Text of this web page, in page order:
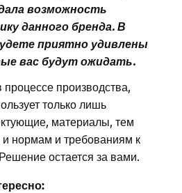
возможность
данного бренда. В
приятно удивлены
вас будут ожидать.
производства,
только лишь
материалы, тем
нормам и требованиям к
остается за вами.